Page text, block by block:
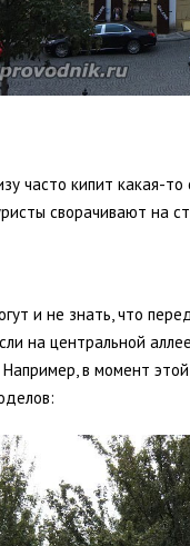
часто кипит какая-
сворачивают на
и не знать, что
на центральной
Например, в момент